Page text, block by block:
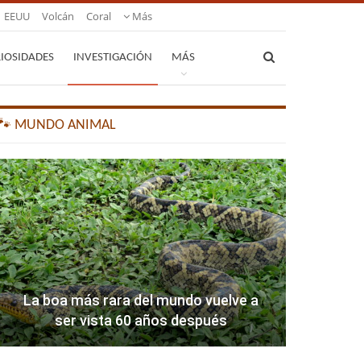
EEUU Volcán Coral Más
INVESTIGACIÓN MÁS
MUNDO ANIMAL
La boa más rara del mundo vuelve a
ser vista 60 años después